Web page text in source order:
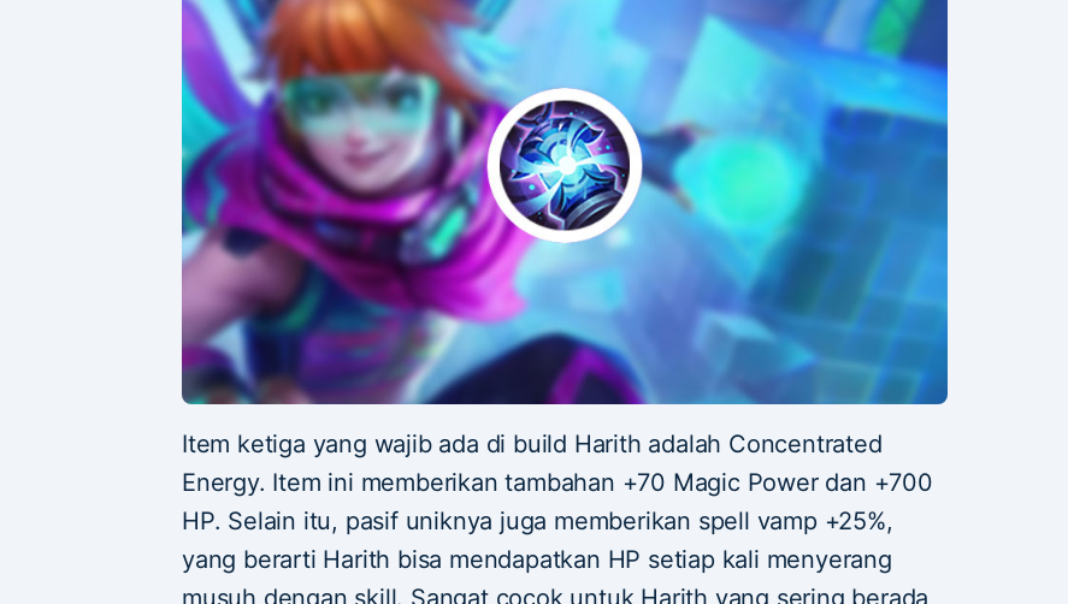
Item ketiga yang wajib ada di build Harith adalah Concentrated
Energy. Item ini memberikan tambahan +70 Magic Power dan +700
HP. Selain itu, pasif uniknya juga memberikan spell vamp +25%,
yang berarti Harith bisa mendapatkan HP setiap kali menyerang
musuh dengan skill. Sangat cocok untuk Harith yang sering berada